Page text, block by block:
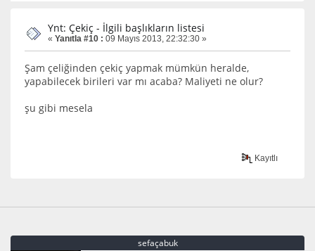
Ynt: Çekiç - İlgili başlıkların listesi
« Yanıtla #10 : 09 Mayıs 2013, 22:32:30 »
Şam çeliğinden çekiç yapmak mümkün heralde,
yapabilecek birileri var mı acaba? Maliyeti ne olur?
şu gibi mesela
Kayıtlı
sefaçabuk